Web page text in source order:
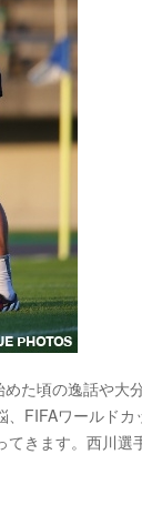
た頃の逸話や大
、FIFAワールドカ
きます。西川選